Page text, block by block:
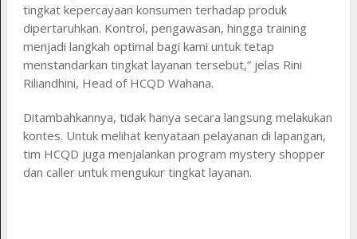
tingkat kepercayaan konsumen terhadap produk
dipertaruhkan. Kontrol, pengawasan, hingga training
menjadi langkah optimal bagi kami untuk tetap
menstandarkan tingkat layanan tersebut,” jelas Rini
Riliandhini, Head of HCQD Wahana.
Ditambahkannya, tidak hanya secara langsung melakukan
kontes. Untuk melihat kenyataan pelayanan di lapangan,
tim HCQD juga menjalankan program mystery shopper
dan caller untuk mengukur tingkat layanan.